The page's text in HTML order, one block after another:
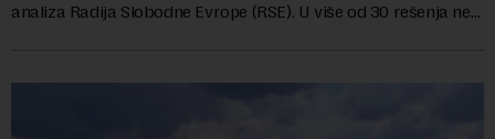
analiza Radija Slobodne Evrope (RSE). U više od 30 rešenja ne